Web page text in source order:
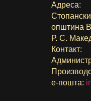
Адреса:
општина
Р. С.
Контакт:
е-пошта: